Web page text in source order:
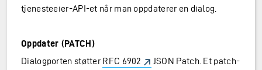
tjenesteeier-API-et når man oppdaterer en dialog.
Oppdater (PATCH)
Dialogporten støtter RFC 6902
JSON Patch. Et patch-